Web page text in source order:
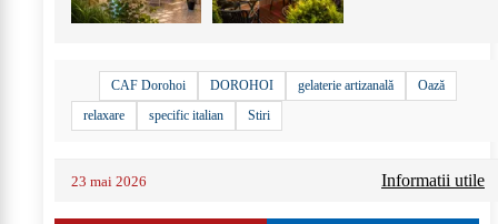
CAF Dorohoi DOROHOI gelaterie artizanală
Oază
relaxare
specific italian Stiri
23 mai 2026 Informatii utile